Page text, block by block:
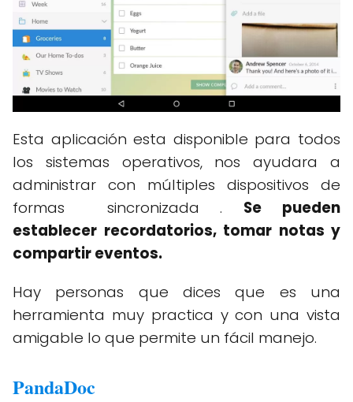
Esta aplicación esta disponible para todos
los sistemas operativos, nos ayudara a
administrar con múltiples dispositivos de
formas sincronizada . Se pueden
establecer recordatorios, tomar notas y
compartir eventos.
Hay personas que dices que es una
herramienta muy practica y con una vista
amigable lo que permite un fácil manejo.
PandaDoc